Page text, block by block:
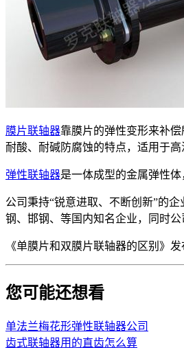
膜片联轴器靠膜片的弹性变形来补
耐酸、耐碱防腐蚀的特点，适用于
弹性联轴器是一体成型的金属弹性
公司秉持“锐意进取、不断创新”的
钢、邯钢、等国内知名企业，同时
《单膜片和双膜片联轴器的区别》
您可能还想看
单法兰梅花形弹性联轴器公司
齿式联轴器用的直齿怎么算